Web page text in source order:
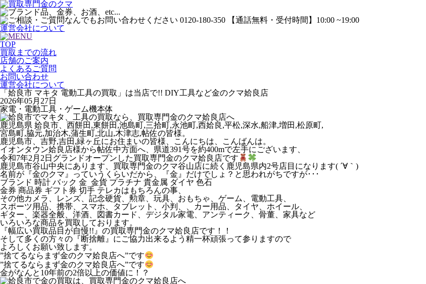
運営会社について
TOP
買取までの流れ
店舗のご案内
よくあるご質問
お問い合わせ
運営会社について
「姶良市 マキタ 電動工具の買取」は当店で!! DIY工具など金のクマ姶良店
2026年05月27日
家電・電動工具・ゲーム機本体
鹿児島県 姶良市、西餅田,東餅田,池島町,三拾町,永池町,西姶良,平松,深水,船津,増田,松原町,
宮島町,脇元,加治木,蒲生町,北山,木津志,帖佐の皆様。
鹿児島市、吉野,吉田,緑ヶ丘にお住まいの皆様、こんにちは、こんばんは。
イオンタウン姶良店様から帖佐中方面へ、県道391号を約400mで左手にございます、
令和7年2月2日グランドオープンした買取専門金のクマ姶良店です
鹿児島市谷山中央にあります、買取専門金のクマ谷山店に続く鹿児島県内2号店目になります( ´∀｀)
名前が『金のクマ』っていうくらいだから、『金』だけでしょ？と思われがちですが･･･
ブランド 時計 バック 金 金貨 プラチナ 貴金属 ダイヤ 色石
金券 商品券 ギフト券 切手 テレカはもちろんの事、
その他カメラ、レンズ、記念硬貨、勲章、玩具、おもちゃ、ゲーム、電動工具、
スポーツ用品、携帯、スマホ、タブレット、小判、、カー用品、タイヤ、ホイール、
ギター、楽器全般、洋酒、図書カード、デジタル家電、アンティーク、骨董、家具など
いろいろな商品を買取しております。
『幅広い買取品目が自慢!!』の買取専門金のクマ姶良店です！！
そして多くの方々の『断捨離』にご協力出来るよう精一杯頑張って参りますので
よろしくお願い致します。
”捨てるならまず金のクマ姶良店へ”です
”捨てるならまず金のクマ姶良店へ”です
金がなんと10年前の2倍以上の価値に！？